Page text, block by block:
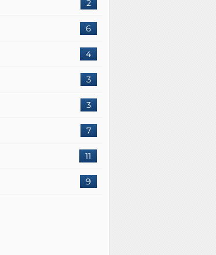
2
6
4
3
3
7
11
9